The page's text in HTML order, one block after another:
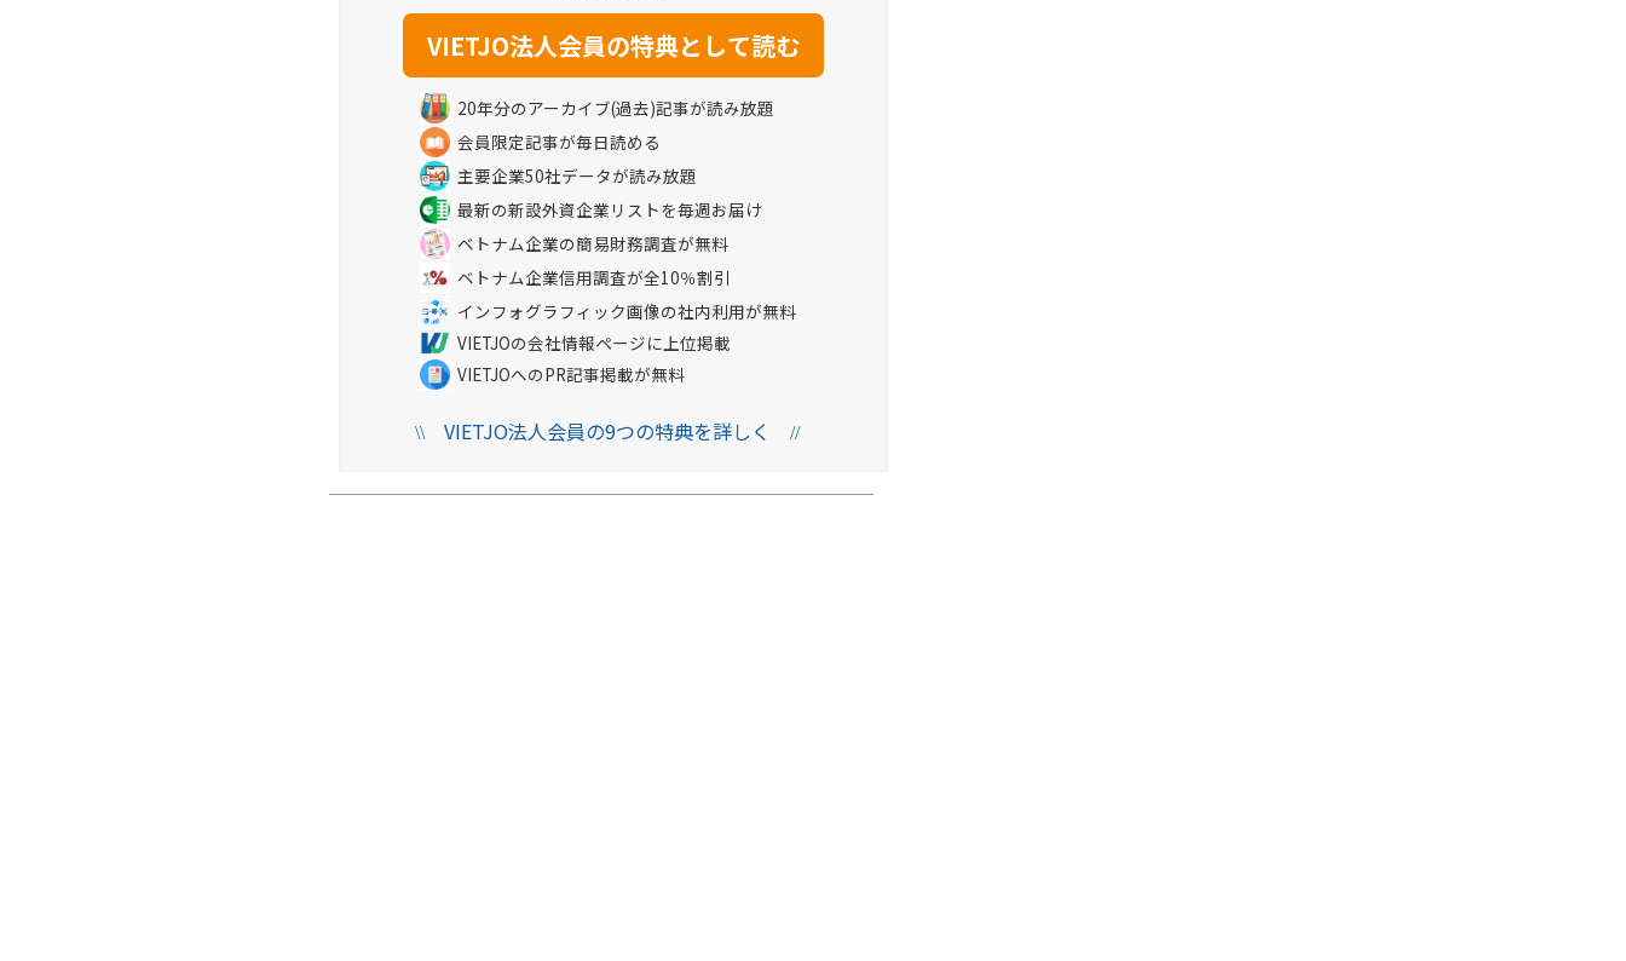
20年分のアーカイブ(過去)記事が読み放題
会員限定記事が毎日読める
主要企業50社データが読み放題
最新の新設外資企業リストを毎週お届け
ベトナム企業の簡易財務調査が無料
ベトナム企業信用調査が全10％割引
インフォグラフィック画像の社内利用が無料
VIETJOの会社情報ページに上位掲載
VIETJOへのPR記事掲載が無料
\\VIETJO法人会員の9つの特典を詳しく //